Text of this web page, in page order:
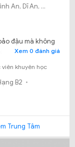
Số 141, đường DT743, Nội Hóa, Bình An, Dĩ An, Bình Dương.
đậu mà không
phí rẻ đúng với
Trung tâm Kỹ
nơi đào tạo lái xe
Xem 0 đánh giá
viên khuyên học
B2
Trung Tâm